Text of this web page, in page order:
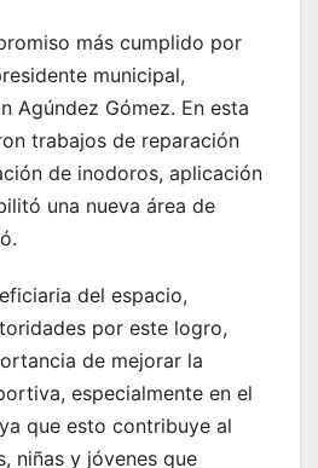
más cumplido por
municipal,
Agúndez Gómez. En esta
trabajos de reparación
de inodoros, aplicación
una nueva área de
del espacio,
por este logro,
de mejorar la
especialmente en el
que esto contribuye al
niñas y jóvenes que